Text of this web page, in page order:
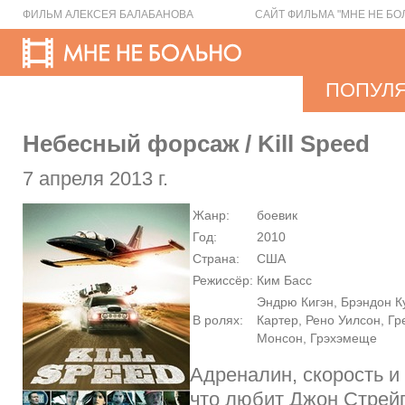
ФИЛЬМ АЛЕКСЕЯ БАЛАБАНОВА САЙТ ФИЛЬМА "МНЕ НЕ
Небесный форсаж / Kill Speed
7 апреля 2013 г.
Жанр:
боевик
Год:
2010
Страна:
США
Режиссёр: Ким Басс
В ролях:
Эндрю Кигэн, Брэндон
Картер, Рено Уилсон,
Монсон, Грэхэмеще
Адреналин, скорость и
что любит Джон